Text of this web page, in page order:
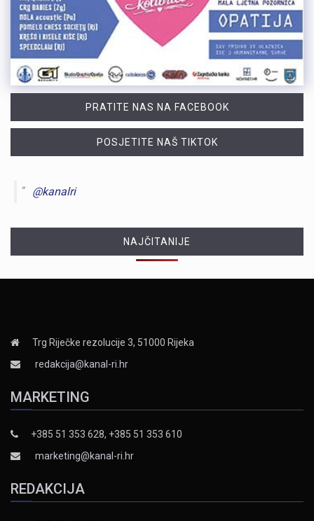
PRATITE NAS NA FACEBOOK
POSJETITE NAŠ TIKTOK
@kanalri
NAJČITANIJE
Trg Riječke rezolucije 3, 51000 Rijeka
redakcija@kanal-ri.hr
MARKETING
+385 51 353 628, +385 51 353 610
marketing@kanal-ri.hr
REDAKCIJA